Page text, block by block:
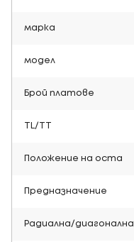
марка
модел
Брой платове
TL/TT
Положение на оста
Предназначение
Радиална/диагонална